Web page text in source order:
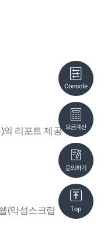
의 리포트 제공
(악성스크립